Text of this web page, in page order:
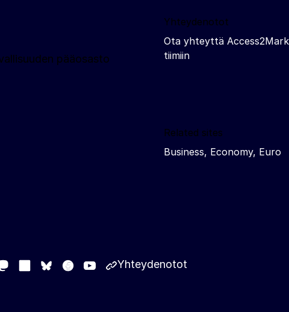
pääosasto
Yhteydenotot
Ota yhteyttä
tiimiin
Related sites
Business, Economy, Euro
MastodonLinkedIn
Bluesky
FacebookYoutubeOther networks
Yhteydenotot